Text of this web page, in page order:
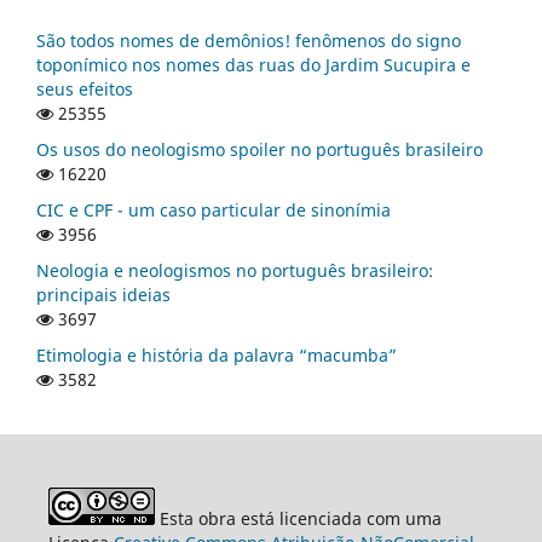
São todos nomes de demônios! fenômenos do signo
toponímico nos nomes das ruas do Jardim Sucupira e
seus efeitos
25355
Os usos do neologismo spoiler no português brasileiro
16220
CIC e CPF - um caso particular de sinonímia
3956
Neologia e neologismos no português brasileiro:
principais ideias
3697
Etimologia e história da palavra “macumba”
3582
Esta obra está licenciada com uma